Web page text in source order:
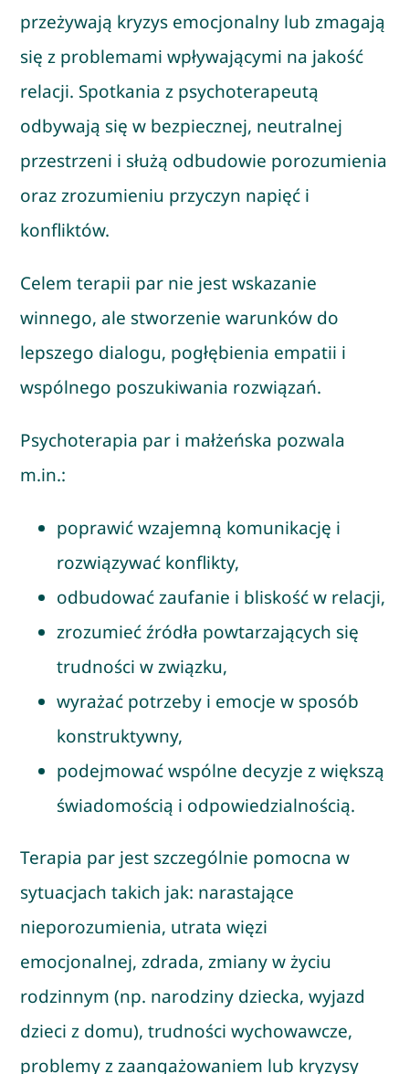
przeżywają kryzys emocjonalny lub zmagają
się z problemami wpływającymi na jakość
relacji. Spotkania z psychoterapeutą
odbywają się w bezpiecznej, neutralnej
przestrzeni i służą odbudowie porozumienia
oraz zrozumieniu przyczyn napięć i
konfliktów.
Celem terapii par nie jest wskazanie
winnego, ale stworzenie warunków do
lepszego dialogu, pogłębienia empatii i
wspólnego poszukiwania rozwiązań.
Psychoterapia par i małżeńska pozwala
m.in.:
poprawić wzajemną komunikację i
rozwiązywać konflikty,
odbudować zaufanie i bliskość w relacji,
zrozumieć źródła powtarzających się
trudności w związku,
wyrażać potrzeby i emocje w sposób
konstruktywny,
podejmować wspólne decyzje z większą
świadomością i odpowiedzialnością.
Terapia par jest szczególnie pomocna w
sytuacjach takich jak: narastające
nieporozumienia, utrata więzi
emocjonalnej, zdrada, zmiany w życiu
rodzinnym (np. narodziny dziecka, wyjazd
dzieci z domu), trudności wychowawcze,
problemy z zaangażowaniem lub kryzysy